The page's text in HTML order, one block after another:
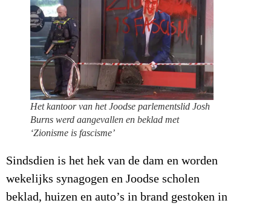
Het kantoor van het Joodse parlementslid Josh
Burns werd aangevallen en beklad met
‘Zionisme is fascisme’
Sindsdien is het hek van de dam en worden
wekelijks synagogen en Joodse scholen
beklad, huizen en auto’s in brand gestoken in